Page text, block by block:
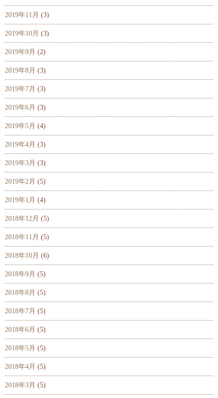
2019年11月 (3)
2019年10月 (3)
2019年9月 (2)
2019年8月 (3)
2019年7月 (3)
2019年6月 (3)
2019年5月 (4)
2019年4月 (3)
2019年3月 (3)
2019年2月 (5)
2019年1月 (4)
2018年12月 (5)
2018年11月 (5)
2018年10月 (6)
2018年9月 (5)
2018年8月 (5)
2018年7月 (5)
2018年6月 (5)
2018年5月 (5)
2018年4月 (5)
2018年3月 (5)